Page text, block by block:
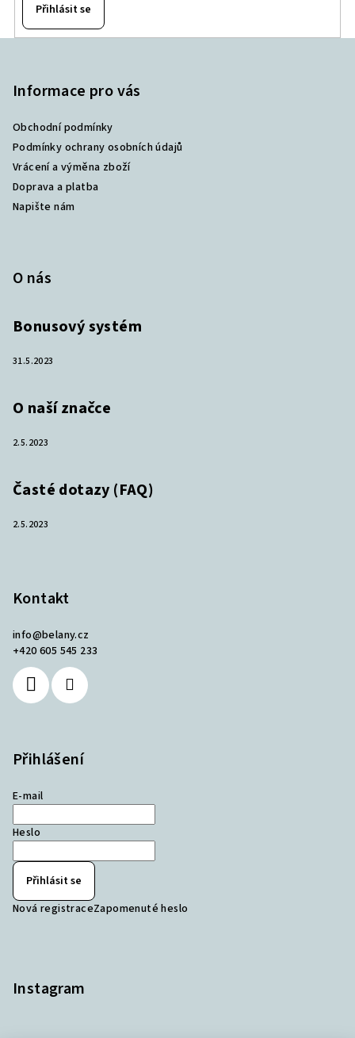
Přihlásit se
Informace pro vás
Obchodní podmínky
Podmínky ochrany osobních údajů
Vrácení a výměna zboží
Doprava a platba
Napište nám
O nás
Bonusový systém
31.5.2023
O naší značce
2.5.2023
Časté dotazy (FAQ)
2.5.2023
Kontakt
info@belany.cz
+420 605 545 233
Přihlášení
E-mail
Heslo
Přihlásit se
Nová registraceZapomenuté heslo
Instagram